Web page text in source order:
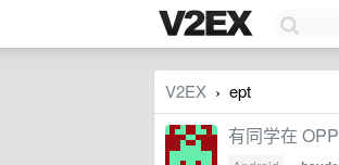
V2EX › ept
有同学在